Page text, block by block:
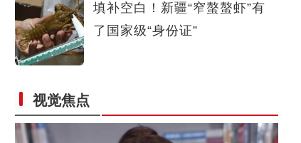
填补空白！新疆“窄螯螯虾”有
了国家级“身份证”
视觉焦点
新疆乌恰：护学岗警察被萌娃包围，收到一幅最“奇怪”的画-